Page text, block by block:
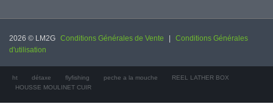
2026 © LM2G Conditions Générales de Vente
Conditions Générales
d'utilisation
ht détaxe flyfishing peche a la mouche
REEL LATHER BOX
HOUSSE MOULINET CUIR